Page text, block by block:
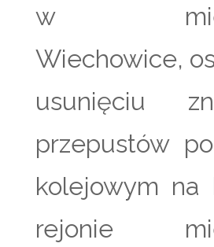
w
Wiechowice,
usunięciu
przepustów
kolejowym na
rejonie